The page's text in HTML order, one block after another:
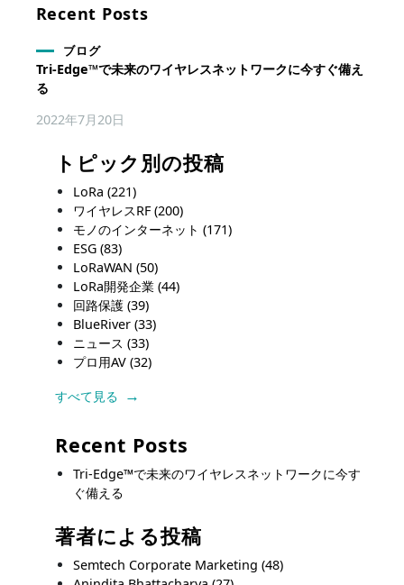
Recent Posts
ブログ
Tri-Edge™で未来のワイヤレスネットワークに今すぐ備え
る
2022年7月20日
トピック別の投稿
LoRa(221)
ワイヤレスRF(200)
モノのインターネット(171)
ESG(83)
LoRaWAN(50)
LoRa開発企業(44)
回路保護(39)
BlueRiver(33)
ニュース(33)
プロ用AV(32)
すべて見る
Recent Posts
Tri-Edge™で未来のワイヤレスネットワークに今す
ぐ備える
著者による投稿
Semtech Corporate Marketing(48)